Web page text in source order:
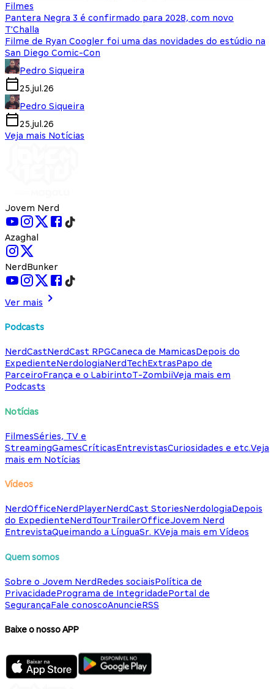
Filmes
Pantera Negra 3 é confirmado para 2028, com novo
T'Challa
Filme de Ryan Coogler foi uma das novidades do estúdio na
San Diego Comic-Con
Pedro Siqueira
25.jul.26
Pedro Siqueira
25.jul.26
Veja mais Notícias
Jovem Nerd
Azaghal
NerdBunker
Ver mais
Podcasts
NerdCastNerdCast RPGCaneca de MamicasDepois do
ExpedienteNerdologiaNerdTechExtrasPapo de
ParceiroFrança e o LabirintoT-ZombiiVeja mais em
Podcasts
Notícias
FilmesSéries, TV e
StreamingGamesCríticasEntrevistasCuriosidades e etc.Veja
mais em Notícias
Vídeos
NerdOfficeNerdPlayerNerdCast StoriesNerdologiaDepois
do ExpedienteNerdTourTrailerOfficeJovem Nerd
EntrevistaQueimando a LínguaSr. KVeja mais em Vídeos
Quem somos
Sobre o Jovem NerdRedes sociaisPolítica de
PrivacidadePrograma de IntegridadePortal de
SegurançaFale conoscoAnuncieRSS
Baixe o nosso APP